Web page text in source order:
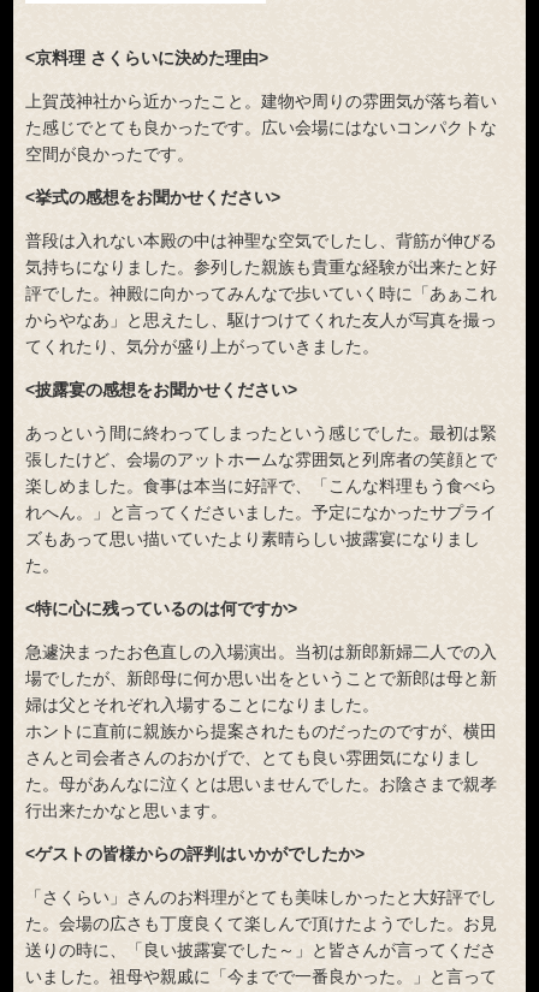
<京料理 さくらいに決めた理由>
上賀茂神社から近かったこと。建物や周りの雰囲気が落ち着い
た感じでとても良かったです。広い会場にはないコンパクトな
空間が良かったです。
<挙式の感想をお聞かせください>
普段は入れない本殿の中は神聖な空気でしたし、背筋が伸びる
気持ちになりました。参列した親族も貴重な経験が出来たと好
評でした。神殿に向かってみんなで歩いていく時に「あぁこれ
からやなあ」と思えたし、駆けつけてくれた友人が写真を撮っ
てくれたり、気分が盛り上がっていきました。
<披露宴の感想をお聞かせください>
あっという間に終わってしまったという感じでした。最初は緊
張したけど、会場のアットホームな雰囲気と列席者の笑顔とで
楽しめました。食事は本当に好評で、「こんな料理もう食べら
れへん。」と言ってくださいました。予定になかったサプライ
ズもあって思い描いていたより素晴らしい披露宴になりまし
た。
<特に心に残っているのは何ですか>
急遽決まったお色直しの入場演出。当初は新郎新婦二人での入
場でしたが、新郎母に何か思い出をということで新郎は母と新
婦は父とそれぞれ入場することになりました。
ホントに直前に親族から提案されたものだったのですが、横田
さんと司会者さんのおかげで、とても良い雰囲気になりまし
た。母があんなに泣くとは思いませんでした。お陰さまで親孝
行出来たかなと思います。
<ゲストの皆様からの評判はいかがでしたか>
「さくらい」さんのお料理がとても美味しかったと大好評でし
た。会場の広さも丁度良くて楽しんで頂けたようでした。お見
送りの時に、「良い披露宴でした～」と皆さんが言ってくださ
いました。祖母や親戚に「今までで一番良かった。」と言って